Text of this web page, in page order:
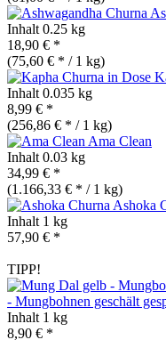
Inhalt 0.25 kg
18,90 € *
(75,60 € * / 1 kg)
Inhalt 0.035 kg
8,99 € *
(256,86 € * / 1 kg)
Ama Clean
Inhalt 0.03 kg
34,99 € *
(1.166,33 € * / 1 kg)
Ashoka
Inhalt 1 kg
57,90 € *
TIPP!
- Mungbohnen geschält
Inhalt 1 kg
8,90 € *